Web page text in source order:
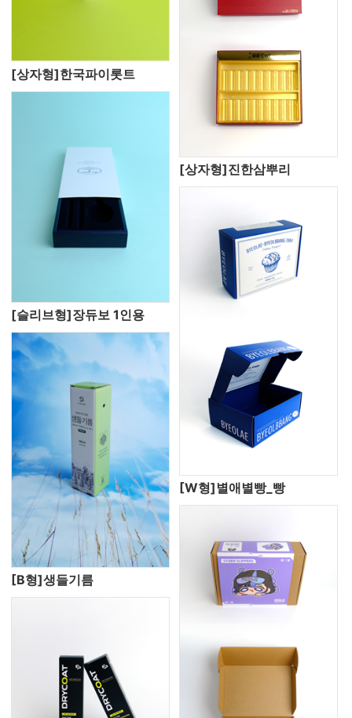
[상자형]한국파이롯트
[슬리브형]장듀보 1인용
[상자형]진한삼뿌리
[B형]생들기름
[W형]별애별빵_빵